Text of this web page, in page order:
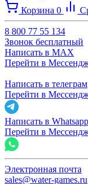
Корзина 0
8 800 77 55 134
Звонок бесплатный
Написать в MAX
Перейти в
Написать в телеграм
Перейти в
Написать в Whatsapp
Перейти в
Электронная почта
sales@water-games.ru